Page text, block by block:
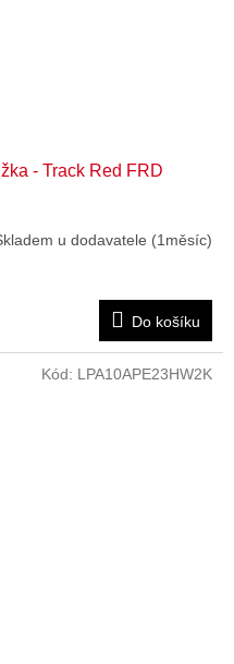
- Track Red FRD
u dodavatele (1měsíc)
Do košíku
Kód: LPA10APE23HW2K